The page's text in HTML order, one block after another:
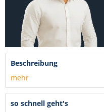
Beschreibung
mehr
so schnell geht's